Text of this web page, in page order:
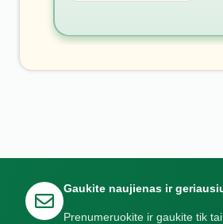
Gaukite naujienas ir
Prenumeruokite ir gaukite tik